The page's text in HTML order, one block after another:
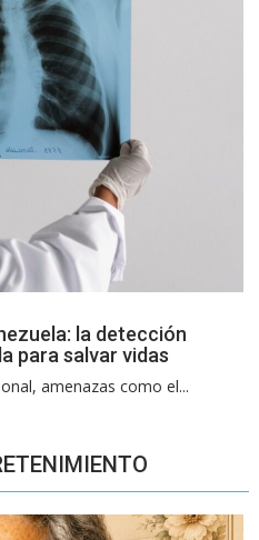
la detección
para salvar vidas
amenazas como el...